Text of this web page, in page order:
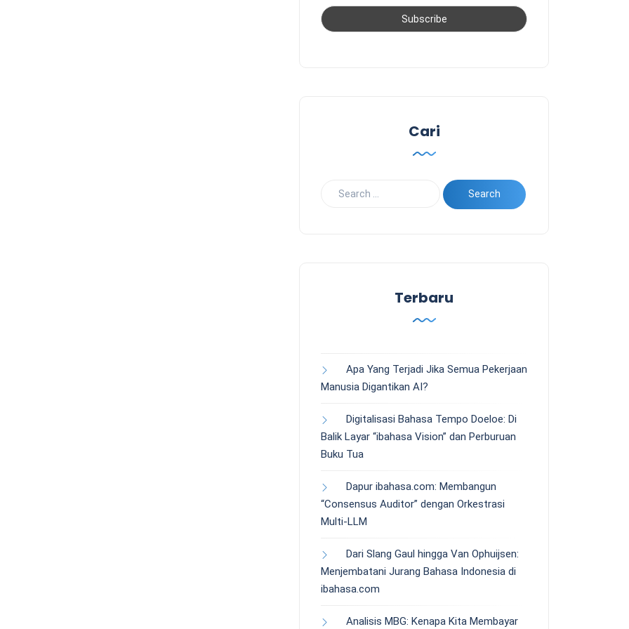
Cari
Terbaru
Apa Yang Terjadi Jika Semua Pekerjaan
Manusia Digantikan AI?
Digitalisasi Bahasa Tempo Doeloe: Di
Balik Layar “ibahasa Vision” dan Perburuan
Buku Tua
Dapur ibahasa.com: Membangun
“Consensus Auditor” dengan Orkestrasi
Multi-LLM
Dari Slang Gaul hingga Van Ophuijsen:
Menjembatani Jurang Bahasa Indonesia di
ibahasa.com
Analisis MBG: Kenapa Kita Membayar